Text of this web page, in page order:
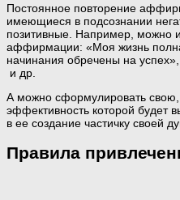
Постоянное повторение
имеющиеся в подсознании
позитивные. Например, можно
аффирмации: «Моя жизнь
начинания обречены на
и др.
А можно сформулировать
эффективность которой будет
в ее создание частичку своей
Правила